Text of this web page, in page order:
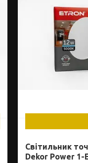
Світильник
Dekor Power 1-